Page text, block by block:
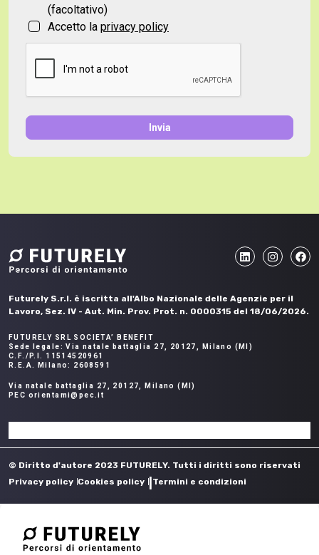
(facoltativo)
Accetto la privacy policy
Invia
Futurely S.r.l. è iscritta all'Albo Nazionale delle Agenzie per il
Lavoro, Sez. IV - Aut. Min. Prov. Prot. n. 0000315 del 18/06/2026.
Via natale battaglia 27, 20127, Milano (MI)
PEC orientami@pec.it
FUTURELY SRL SOCIETA’ BENEFIT
Sede legale: Via natale battaglia 27, 20127, Milano (MI)
C.F./P.I. 11514520961
R.E.A. Milano: 2608591
© Diritto d'autore 2023 FUTURELY. Tutti i diritti sono riservati
Privacy policy Cookies policy Termini e condizioni